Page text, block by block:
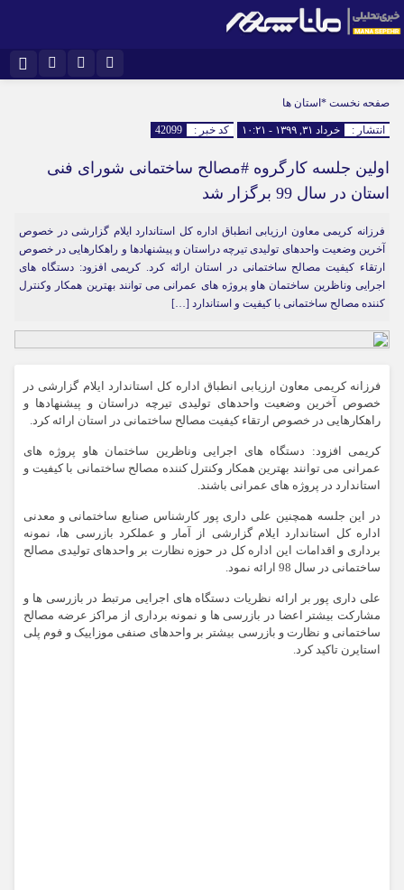
اینستاگرام
سروش ایتا
آپارات رمز عبور
مرا به خاطر بسپار
صفحه نخست *استان ها
انتشار : خرداد ۳۱, ۱۳۹۹ - ۱۰:۲۱ کد خبر : 42099
اولین جلسه کارگروه #مصالح ساختمانی شورای فنی
استان در سال 99 برگزار شد
فرزانه کریمی معاون ارزیابی انطباق اداره کل استاندارد ایلام گزارشی در خصوص
آخرین وضعیت واحدهای تولیدی تیرچه دراستان و پیشنهادها و راهکارهایی در خصوص
ارتقاء کیفیت مصالح ساختمانی در استان ارائه کرد. کریمی افزود: دستگاه های
اجرایی وناظرین ساختمان هاو پروژه های عمرانی می توانند بهترین همکار وکنترل
کننده مصالح ساختمانی با کیفیت و استاندارد […]
فرزانه کریمی معاون ارزیابی انطباق اداره کل استاندارد ایلام گزارشی در
خصوص آخرین وضعیت واحدهای تولیدی تیرچه دراستان و پیشنهادها و
راهکارهایی در خصوص ارتقاء کیفیت مصالح ساختمانی در استان ارائه کرد.
کریمی افزود: دستگاه های اجرایی وناظرین ساختمان هاو پروژه های
عمرانی می توانند بهترین همکار وکنترل کننده مصالح ساختمانی با کیفیت و
استاندارد در پروژه های عمرانی باشند.
در این جلسه همچنین علی داری پور کارشناس صنایع ساختمانی و معدنی
اداره کل استاندارد ایلام گزارشی از آمار و عملکرد بازرسی ها، نمونه
برداری و اقدامات این اداره کل در حوزه نظارت بر واحدهای تولیدی مصالح
ساختمانی در سال 98 ارائه نمود.
علی داری پور بر ارائه نظریات دستگاه های اجرایی مرتبط در بازرسی ها و
مشارکت بیشتر اعضا در بازرسی ها و نمونه برداری از مراکز عرضه مصالح
ساختمانی و نظارت و بازرسی بیشتر بر واحدهای صنفی موزاییک و فوم پلی
استایرن تاکید کرد.